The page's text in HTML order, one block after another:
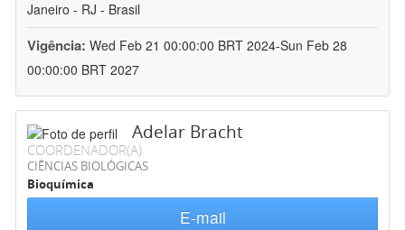
Janeiro - RJ - Brasil
Vigência: Wed Feb 21 00:00:00 BRT 2024-Sun Feb 28
00:00:00 BRT 2027
Adelar Bracht
COORDENADOR(A)
CIÊNCIAS BIOLÓGICAS
Bioquímica
E-mail